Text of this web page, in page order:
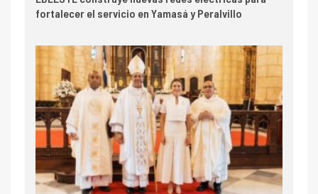
fortalecer el servicio en Yamasá y Peralvillo